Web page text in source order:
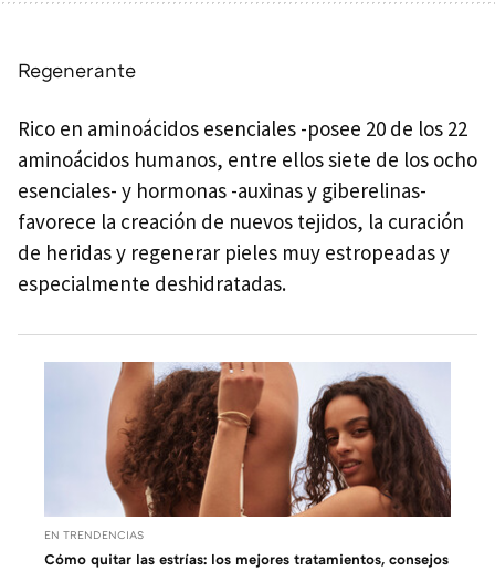
Regenerante
Rico en aminoácidos esenciales -posee 20 de los 22
aminoácidos humanos, entre ellos siete de los ocho
esenciales- y hormonas -auxinas y giberelinas-
favorece la creación de nuevos tejidos, la curación
de heridas y regenerar pieles muy estropeadas y
especialmente deshidratadas.
EN TRENDENCIAS
Cómo quitar las estrías: los mejores tratamientos, consejos